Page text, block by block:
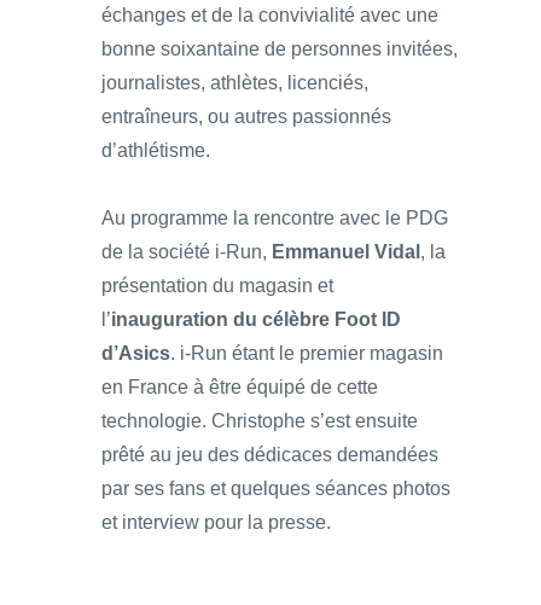
échanges et de la convivialité avec une
bonne soixantaine de personnes invitées,
journalistes, athlètes, licenciés,
entraîneurs, ou autres passionnés
d’athlétisme.
Au programme la rencontre avec le PDG
de la société i-Run, Emmanuel Vidal , la
présentation du magasin et
l’inauguration du célèbre Foot ID
d’Asics. i-Run étant le premier magasin
en France à être équipé de cette
technologie. Christophe s’est ensuite
prêté au jeu des dédicaces demandées
par ses fans et quelques séances photos
et interview pour la presse.